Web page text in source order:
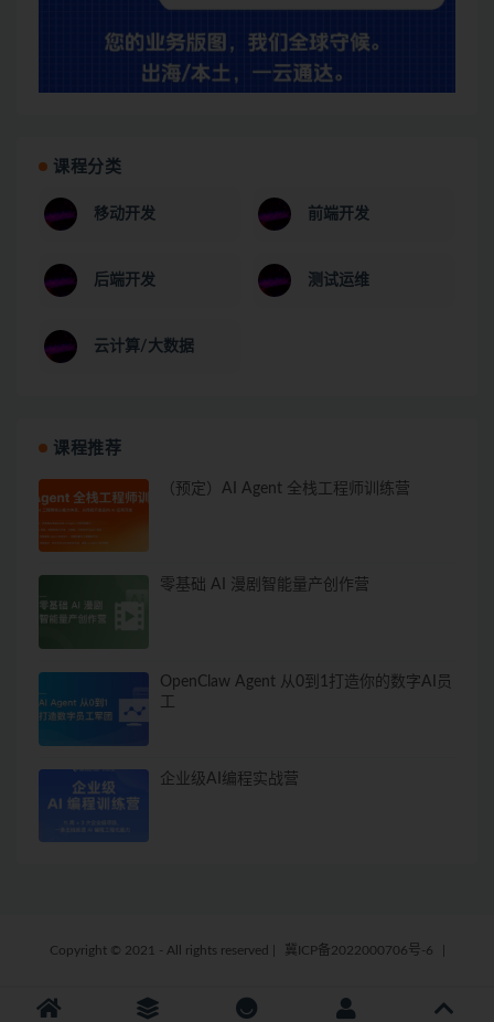
课程分类
移动开发 前端开发
后端开发 测试运维
云计算/大数据
课程推荐
（预定）AI Agent 全栈工程师训练营
零基础 AI 漫剧智能量产创作营
OpenClaw Agent 从0到1打造你的数字AI员
企业级AI编程实战营
Copyright © 2021 - All rights reserved 冀ICP备2022000706号-6